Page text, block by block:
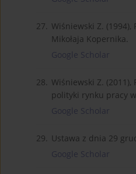
27. Wiśniewski Z.
Mikołaja Kopernika.
Google Scholar
28. Wiśniewski Z.
polityki rynku pracy
Google Scholar
29. Ustawa z dnia 29
Google Scholar